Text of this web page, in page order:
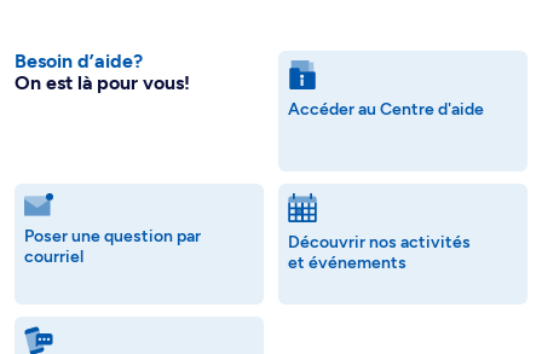
Besoin d’aide?
On est là pour vous!
Accéder au Centre d'aide
Poser une question par
courriel
Découvrir nos activités
et événements